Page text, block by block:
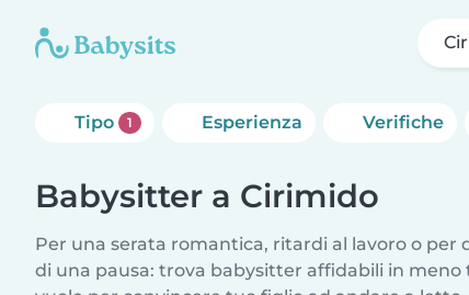
Tipo 1 Esperienza Verifiche
Babysitter a Cirimido
Per una serata romantica, ritardi al lavoro o per
di una pausa: trova babysitter affidabili in meno